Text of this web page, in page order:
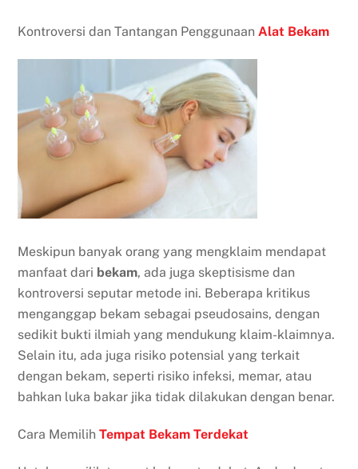
Kontroversi dan Tantangan PenggunaanAlat Bekam
Meskipun banyak orang yang mengklaim mendapat
manfaat dari bekam, ada juga skeptisisme dan
kontroversi seputar metode ini. Beberapa kritikus
menganggap bekam sebagai pseudosains, dengan
sedikit bukti ilmiah yang mendukung klaim-klaimnya.
Selain itu, ada juga risiko potensial yang terkait
dengan bekam, seperti risiko infeksi, memar, atau
bahkan luka bakar jika tidak dilakukan dengan benar.
Cara MemilihTempat Bekam Terdekat